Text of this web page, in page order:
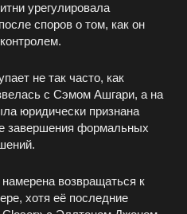
урегулировала
споров о том, как он
не так часто, как
с Сэмом Ашгари, а на
юридически признана
завершения формальных
возвращаться к
хотя её последние